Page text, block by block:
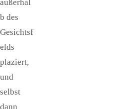
außerhal
b des
Gesichtsf
elds
plaziert,
und
selbst
dann